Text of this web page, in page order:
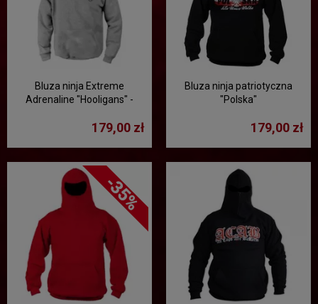
Bluza ninja Extreme
Adrenaline "Hooligans" -
179,00 zł
Bluza ninja patriotyczna
"Polska"
179,00 zł
-35%